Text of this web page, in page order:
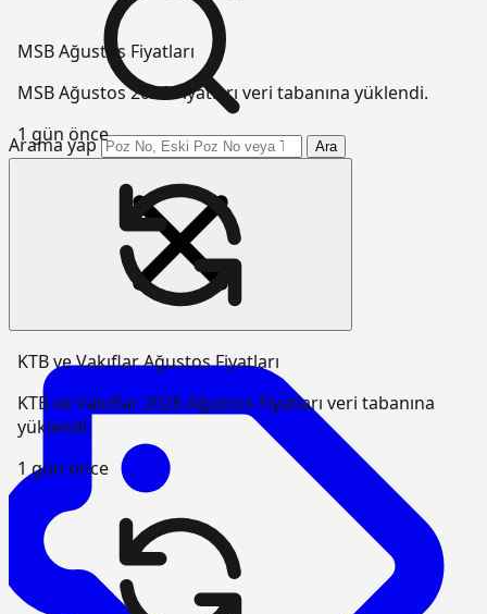
Arama yap Ara
MSB Ağustos Fiyatları
MSB Ağustos 2026 Fiyatları veri tabanına yüklendi.
1 gün önce
KTB ve Vakıflar Ağustos Fiyatları
KTB ve Vakıflar 2026 Ağustos Fiyatları veri tabanına
yüklendi.
1 gün önce